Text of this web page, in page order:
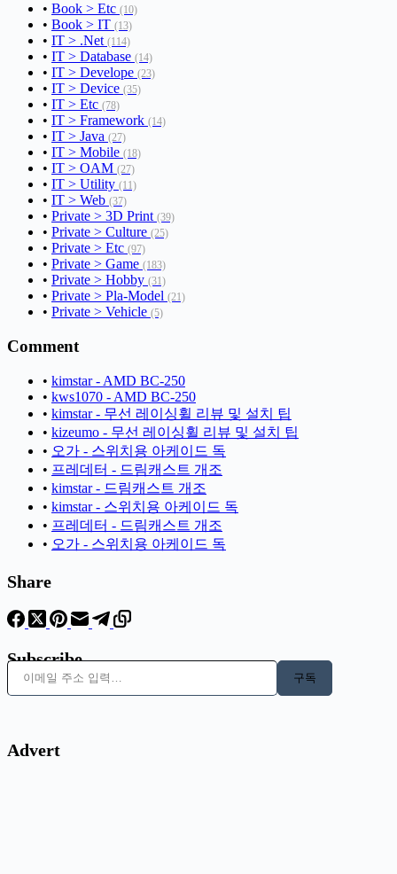
• Book > Etc (10)
• Book > IT (13)
• IT > .Net (114)
• IT > Database (14)
• IT > Develope (23)
• IT > Device (35)
• IT > Etc (78)
• IT > Framework (14)
• IT > Java (27)
• IT > Mobile (18)
• IT > OAM (27)
• IT > Utility (11)
• IT > Web (37)
• Private > 3D Print (39)
• Private > Culture (25)
• Private > Etc (97)
• Private > Game (183)
• Private > Hobby (31)
• Private > Pla-Model (21)
• Private > Vehicle (5)
Comment
• kimstar - AMD BC-250
• kws1070 - AMD BC-250
• kimstar - 무선 레이싱휠 리뷰 및 설치 팁
• kizeumo - 무선 레이싱휠 리뷰 및 설치 팁
• 오가 - 스위치용 아케이드 독
• 프레데터 - 드림캐스트 개조
• kimstar - 드림캐스트 개조
• kimstar - 스위치용 아케이드 독
• 프레데터 - 드림캐스트 개조
• 오가 - 스위치용 아케이드 독
Share
Subscribe
이메일 주소 입력…
구독
Advert